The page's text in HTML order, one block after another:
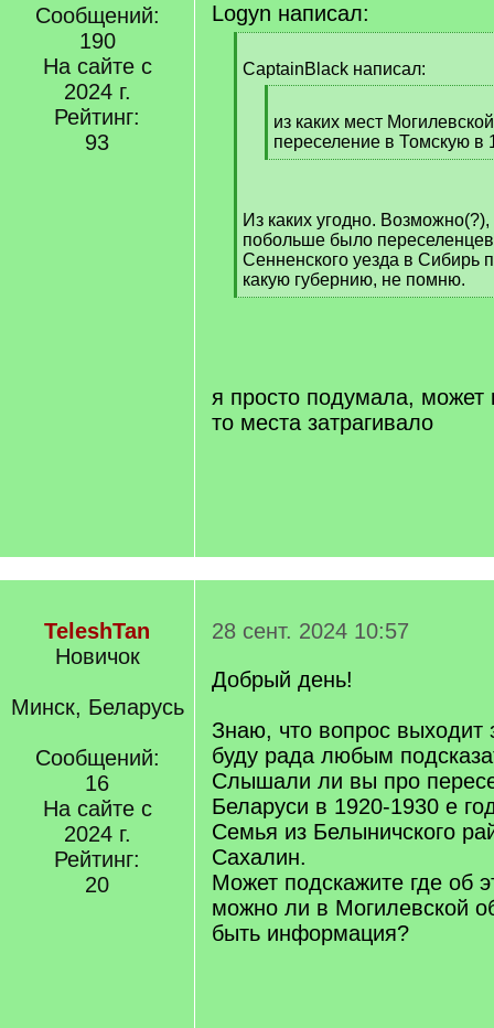
Сообщений:
190
На сайте с
2024 г.
Рейтинг:
93
Logyn написал:
q
CaptainBlack написал:
q
]
из каких мест
переселение в Томскую в
[
]
Из каких угодно.
побольше было
Сенненского уезда в Сибирь
какую губернию, не помню.
[
я просто подумала, может
то места затрагивало
TeleshTan
Новичок
Минск, Беларусь
Сообщений:
16
На сайте с
2024 г.
Рейтинг:
20
28 сент. 2024 10:57
Добрый день!
Знаю, что вопрос выходит
буду рада любым
Слышали ли вы про
Беларуси в 1920-1930 е
Семья из Белыничского
Сахалин.
Может подскажите где об
можно ли в Могилевской
быть информация?